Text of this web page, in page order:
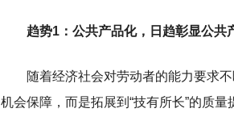
趋势1：公共产品化，日趋彰显公共
随着经济社会对劳动者的能力要求
机会保障，而是拓展到“技有所长”的质